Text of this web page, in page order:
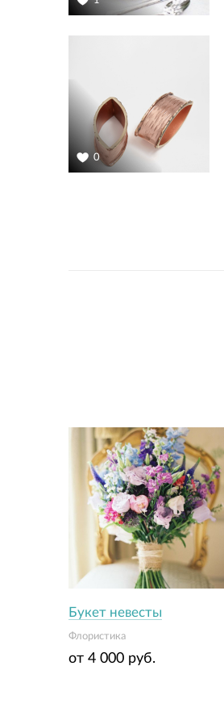
0
Букет невесты
Флористика
от 4 000 руб.